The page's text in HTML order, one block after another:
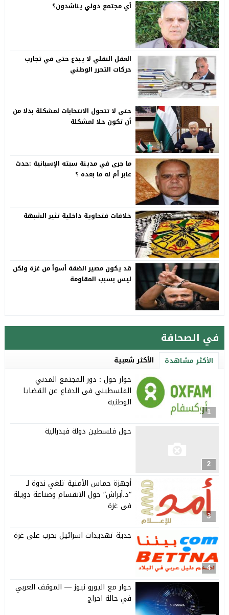
أي مجتمع دولي يناشدون؟
العقل النقلي لا يبدع حتى في تجارب
حركات التحرر الوطني
حتى لا تتحول الانتخابات لمشكلة بدلا من
أن تكون حلا لمشكلة
ما جرى في مدينة سبته الإسبانية :حدث
عابر أم له ما بعده ؟
خلافات فتحاوية داخلية تثير الشبهة
قد يكون مصير الضفة أسوأ من غزة ولكن
ليس بسبب المقاومة
في الصحافة
الأكثر مشاهدة الأكثر شعبية
1
حوار حول : دور المجتمع المدني
الفلسطيني في الدفاع عن القضايا
الوطنية
2
حول فلسطين دولة فيدرالية
3
أجهزة حماس الأمنية تلغي ندوة لـ
“د.أبراش” حول الانقسام وصناعة دويلة
في غزة
4
جدية تهديدات اسرائيل بحرب على غزة
حوار مع اليورو نيوز — الموقف العربي
في حالة احراج